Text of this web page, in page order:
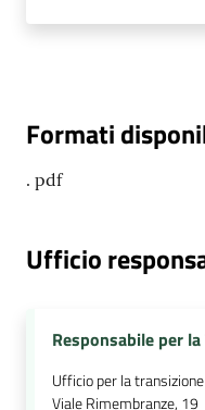
Formati
. pdf
Ufficio
Responsabile per
Ufficio per la
Viale Rimembranze, 19